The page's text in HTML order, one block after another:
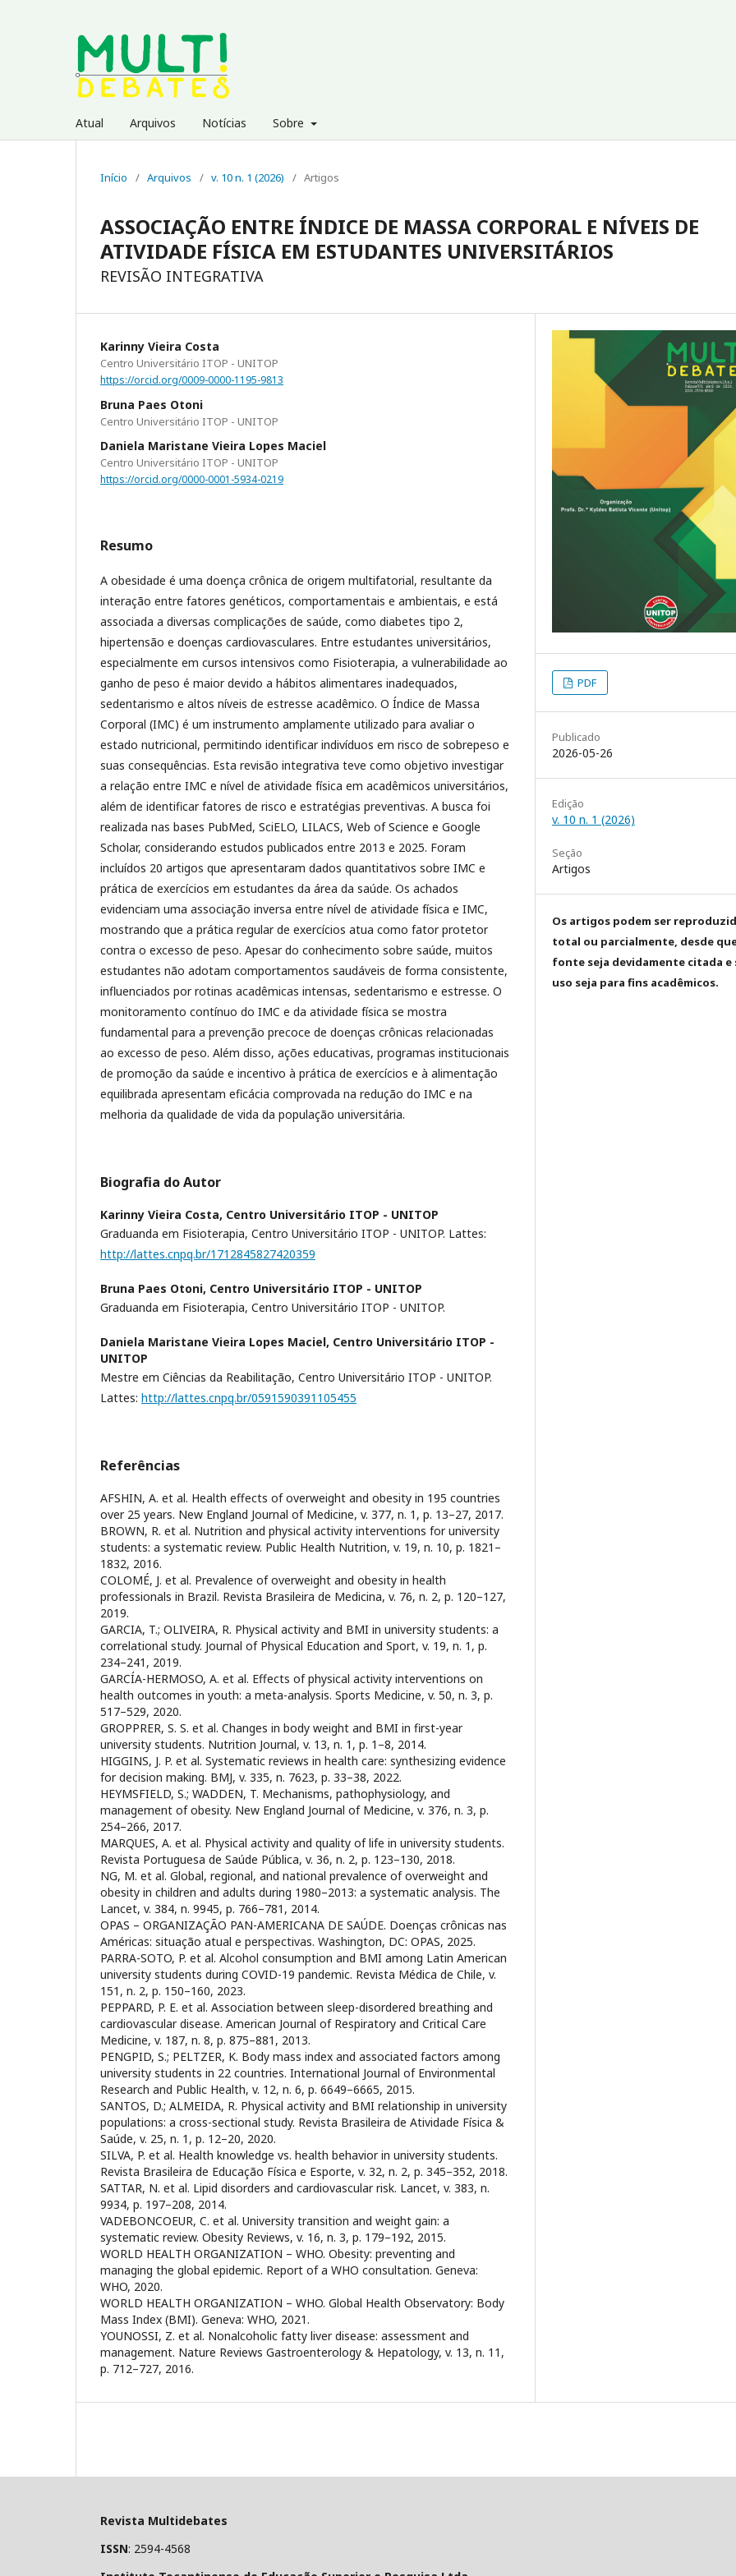
Atual Arquivos Notícias Sobre
Início / Arquivos / v. 10 n. 1 (2026) / Artigos
ASSOCIAÇÃO ENTRE ÍNDICE DE MASSA CORPORAL E NÍVEIS DE
ATIVIDADE FÍSICA EM ESTUDANTES UNIVERSITÁRIOS
REVISÃO INTEGRATIVA
Karinny Vieira Costa
Centro Universitário ITOP - UNITOP
https://orcid.org/0009-0000-1195-9813
Bruna Paes Otoni
Centro Universitário ITOP - UNITOP
Daniela Maristane Vieira Lopes Maciel
Centro Universitário ITOP - UNITOP
https://orcid.org/0000-0001-5934-0219
Resumo
A obesidade é uma doença crônica de origem multifatorial, resultante da
interação entre fatores genéticos, comportamentais e ambientais, e está
associada a diversas complicações de saúde, como diabetes tipo 2,
hipertensão e doenças cardiovasculares. Entre estudantes universitários,
especialmente em cursos intensivos como Fisioterapia, a vulnerabilidade ao
ganho de peso é maior devido a hábitos alimentares inadequados,
sedentarismo e altos níveis de estresse acadêmico. O Índice de Massa
Corporal (IMC) é um instrumento amplamente utilizado para avaliar o
estado nutricional, permitindo identificar indivíduos em risco de sobrepeso e
suas consequências. Esta revisão integrativa teve como objetivo investigar
a relação entre IMC e nível de atividade física em acadêmicos universitários,
além de identificar fatores de risco e estratégias preventivas. A busca foi
realizada nas bases PubMed, SciELO, LILACS, Web of Science e Google
Scholar, considerando estudos publicados entre 2013 e 2025. Foram
incluídos 20 artigos que apresentaram dados quantitativos sobre IMC e
prática de exercícios em estudantes da área da saúde. Os achados
evidenciam uma associação inversa entre nível de atividade física e IMC,
mostrando que a prática regular de exercícios atua como fator protetor
contra o excesso de peso. Apesar do conhecimento sobre saúde, muitos
estudantes não adotam comportamentos saudáveis de forma consistente,
influenciados por rotinas acadêmicas intensas, sedentarismo e estresse. O
monitoramento contínuo do IMC e da atividade física se mostra
fundamental para a prevenção precoce de doenças crônicas relacionadas
ao excesso de peso. Além disso, ações educativas, programas institucionais
de promoção da saúde e incentivo à prática de exercícios e à alimentação
equilibrada apresentam eficácia comprovada na redução do IMC e na
melhoria da qualidade de vida da população universitária.
Biografia do Autor
Karinny Vieira Costa, Centro Universitário ITOP - UNITOP
Graduanda em Fisioterapia, Centro Universitário ITOP - UNITOP. Lattes:
http://lattes.cnpq.br/1712845827420359
Bruna Paes Otoni, Centro Universitário ITOP - UNITOP
Graduanda em Fisioterapia, Centro Universitário ITOP - UNITOP.
Daniela Maristane Vieira Lopes Maciel, Centro Universitário ITOP -
UNITOP
Mestre em Ciências da Reabilitação, Centro Universitário ITOP - UNITOP.
Lattes: http://lattes.cnpq.br/0591590391105455
Referências
AFSHIN, A. et al. Health effects of overweight and obesity in 195 countries
over 25 years. New England Journal of Medicine, v. 377, n. 1, p. 13–27, 2017.
BROWN, R. et al. Nutrition and physical activity interventions for university
students: a systematic review. Public Health Nutrition, v. 19, n. 10, p. 1821–
1832, 2016.
COLOMÉ, J. et al. Prevalence of overweight and obesity in health
professionals in Brazil. Revista Brasileira de Medicina, v. 76, n. 2, p. 120–127,
2019.
GARCIA, T.; OLIVEIRA, R. Physical activity and BMI in university students: a
correlational study. Journal of Physical Education and Sport, v. 19, n. 1, p.
234–241, 2019.
GARCÍA-HERMOSO, A. et al. Effects of physical activity interventions on
health outcomes in youth: a meta-analysis. Sports Medicine, v. 50, n. 3, p.
517–529, 2020.
GROPPRER, S. S. et al. Changes in body weight and BMI in first-year
university students. Nutrition Journal, v. 13, n. 1, p. 1–8, 2014.
HIGGINS, J. P. et al. Systematic reviews in health care: synthesizing evidence
for decision making. BMJ, v. 335, n. 7623, p. 33–38, 2022.
HEYMSFIELD, S.; WADDEN, T. Mechanisms, pathophysiology, and
management of obesity. New England Journal of Medicine, v. 376, n. 3, p.
254–266, 2017.
MARQUES, A. et al. Physical activity and quality of life in university students.
Revista Portuguesa de Saúde Pública, v. 36, n. 2, p. 123–130, 2018.
NG, M. et al. Global, regional, and national prevalence of overweight and
obesity in children and adults during 1980–2013: a systematic analysis. The
Lancet, v. 384, n. 9945, p. 766–781, 2014.
OPAS – ORGANIZAÇÃO PAN-AMERICANA DE SAÚDE. Doenças crônicas nas
Américas: situação atual e perspectivas. Washington, DC: OPAS, 2025.
PARRA-SOTO, P. et al. Alcohol consumption and BMI among Latin American
university students during COVID-19 pandemic. Revista Médica de Chile, v.
151, n. 2, p. 150–160, 2023.
PEPPARD, P. E. et al. Association between sleep-disordered breathing and
cardiovascular disease. American Journal of Respiratory and Critical Care
Medicine, v. 187, n. 8, p. 875–881, 2013.
PENGPID, S.; PELTZER, K. Body mass index and associated factors among
university students in 22 countries. International Journal of Environmental
Research and Public Health, v. 12, n. 6, p. 6649–6665, 2015.
SANTOS, D.; ALMEIDA, R. Physical activity and BMI relationship in university
populations: a cross-sectional study. Revista Brasileira de Atividade Física &
Saúde, v. 25, n. 1, p. 12–20, 2020.
SILVA, P. et al. Health knowledge vs. health behavior in university students.
Revista Brasileira de Educação Física e Esporte, v. 32, n. 2, p. 345–352, 2018.
SATTAR, N. et al. Lipid disorders and cardiovascular risk. Lancet, v. 383, n.
9934, p. 197–208, 2014.
VADEBONCOEUR, C. et al. University transition and weight gain: a
systematic review. Obesity Reviews, v. 16, n. 3, p. 179–192, 2015.
WORLD HEALTH ORGANIZATION – WHO. Obesity: preventing and
managing the global epidemic. Report of a WHO consultation. Geneva:
WHO, 2020.
WORLD HEALTH ORGANIZATION – WHO. Global Health Observatory: Body
Mass Index (BMI). Geneva: WHO, 2021.
YOUNOSSI, Z. et al. Nonalcoholic fatty liver disease: assessment and
management. Nature Reviews Gastroenterology & Hepatology, v. 13, n. 11,
p. 712–727, 2016.
PDF
Publicado
2026-05-26
Edição
v. 10 n. 1 (2026)
Seção
Artigos
Os artigos podem ser
total ou parcialmente, desde
fonte seja devidamente citada e
uso seja para fins acadêmicos.
Revista Multidebates
ISSN: 2594-4568